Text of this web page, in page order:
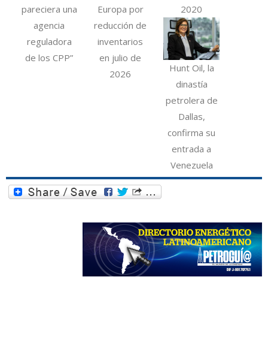
pareciera una
agencia
reguladora
de los CPP”
Europa por
reducción de
inventarios
en julio de
2026
2020
Hunt Oil, la
dinastía
petrolera de
Dallas,
confirma su
entrada a
Venezuela